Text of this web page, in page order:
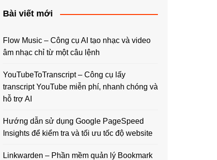
Bài viết mới
Flow Music – Công cụ AI tạo nhạc và video
âm nhạc chỉ từ một câu lệnh
YouTubeToTranscript – Công cụ lấy
transcript YouTube miễn phí, nhanh chóng và
hỗ trợ AI
Hướng dẫn sử dụng Google PageSpeed
Insights để kiểm tra và tối ưu tốc độ website
Linkwarden – Phần mềm quản lý Bookmark